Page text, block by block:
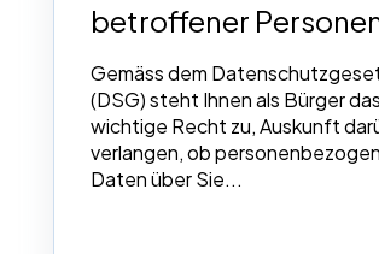
betroffener
Gemäss dem
(DSG) steht Ihnen als Bürger das
wichtige Recht zu, Auskunft
verlangen, ob
Daten über Sie...